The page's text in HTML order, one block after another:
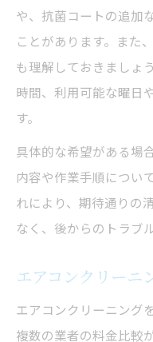
や、抗菌コートの追加
ことがあります。また
も理解しておきましょ
時間、利用可能な曜日
す。
具体的な希望がある場
内容や作業手順につい
れにより、期待通りの
なく、後からのトラブ
エアコンクリーニ
エアコンクリーニング
複数の業者の料金比較